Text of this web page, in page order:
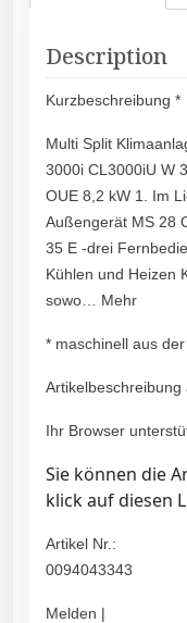
Description
Kurzbeschreibung *
Multi Split
3000i CL3000iU W
OUE 8,2 kW 1. Im
Außengerät MS 28
35 E -drei
Kühlen und Heizen
sowo… Mehr
* maschinell aus
Artikelbeschreibung
Ihr Browser
Sie können die
klick auf diesen
Artikel Nr.:
0094043343
Melden |